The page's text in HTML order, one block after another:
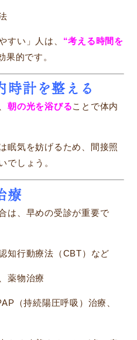
すい」人は、 “考える時間を
果的です。
時計を整える
朝の光を浴びることで体内
眠気を妨げるため、間接照
でしょう。
療
は、早めの受診が重要で
知行動療法（CBT）など
薬物治療
（持続陽圧呼吸）治療、